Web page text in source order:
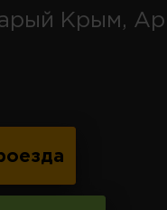
Крым,